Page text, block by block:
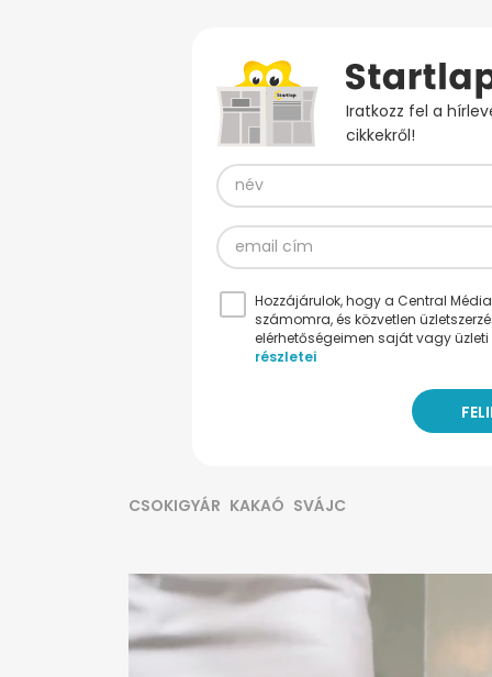
Iratkozz fel a
cikkekről!
Hozzájárulok, hogy a Central
számomra, és közvetlen
elérhetőségeimen saját vagy
részletei
CSOKIGYÁR KAKAÓ SVÁJC